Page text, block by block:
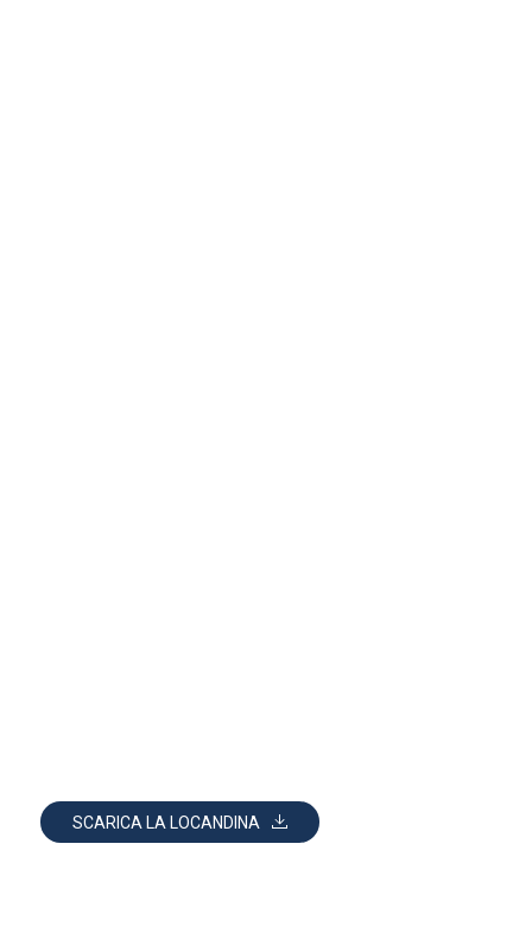
SCARICA LA LOCANDINA